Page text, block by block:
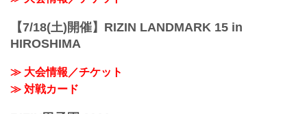
【7/18(土)開催】RIZIN LANDMARK 15 in
HIROSHIMA
≫ 大会情報／チケット
≫ 対戦カード